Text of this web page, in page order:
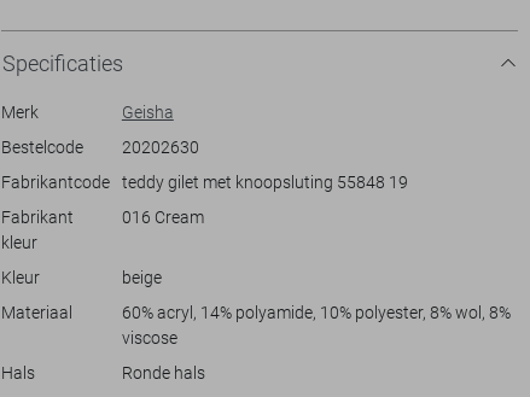
verfijnde touch geven. De steekzakken aan de zijkant voegen
praktische details toe, ideaal voor het opbergen van kleine essentials.
Het gilet leent zich uitstekend voor een casual look en kan eenvoudig
gecombineerd worden met een blouse of een lange mouwen shirt. De
verschillende outfits, of je nu kiest voor een jeans of een rok. Dit
Geisha gilet is een geweldige keuze voor een ontspannen dagje uit of
voor een informele bijeenkomst. Dankzij het normale model biedt het
volop comfort zonder in te boeten aan stijl.
Specificaties
Merk
Geisha
Bestelcode
20202630
Fabrikantcode
teddy gilet met knoopsluting 55848 19
Fabrikant
kleur
016 Cream
Kleur
beige
Materiaal
60% acryl, 14% polyamide, 10% polyester, 8% wol, 8%
viscose
Hals
Ronde hals